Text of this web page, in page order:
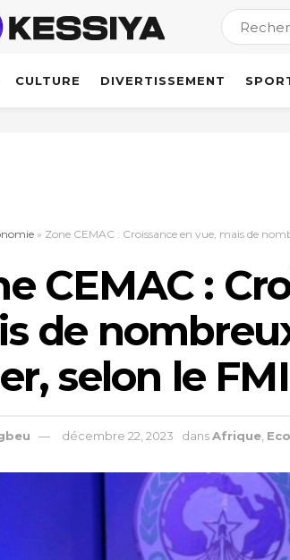
CULTURE DIVERTISSEMENT
» Zone CEMAC : Croissance en vue, mais de
CEMAC :
de
selon le FMI
décembre 22, 2023 dansAfrique